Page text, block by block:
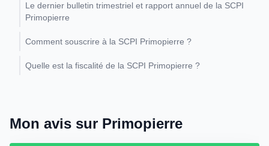
Le dernier bulletin trimestriel et rapport annuel de la SCPI
Primopierre
Comment souscrire à la SCPI Primopierre ?
Quelle est la fiscalité de la SCPI Primopierre ?
Mon avis sur Primopierre